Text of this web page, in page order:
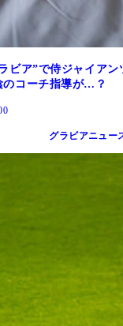
ビア”で侍ジャイアン
のコーチ指導が…？
グラビアニュー